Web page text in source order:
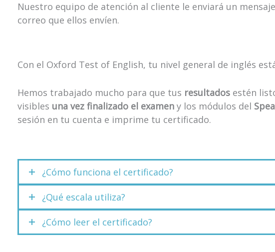
Nuestro equipo de atención al cliente le enviará un
correo que ellos envíen.
Con el Oxford Test of English, tu nivel general de inglés
Hemos trabajado mucho para que tus resultados estén
visibles una vez finalizado el examen y los módulos del
sesión en tu cuenta e imprime tu certificado.
¿Cómo funciona el certificado?
¿Qué escala utiliza?
¿Cómo leer el certificado?